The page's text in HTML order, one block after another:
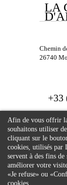
Afin de vous offrir la
souhaitons utiliser
cliquant sur le
cookies, utilisés par
servent à des fins
améliorer votre
«Je refuse» ou
cookies.
LA
Chemin
26740
+33
© 2026